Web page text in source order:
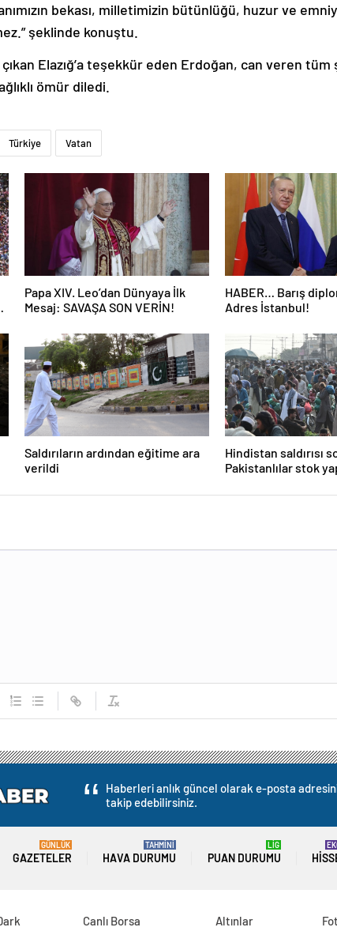
bekası, milletimizin bütünlüğü, huzur ve
şeklinde konuştu.
Elazığ’a teşekkür eden Erdoğan, can veren
ömür diledi.
Türkiye Vatan
Papa XIV. Leo’dan Dünyaya İlk
Mesaj: SAVAŞA SON VERİN!
HABER… Barış
Adres İstanbul!
Saldırıların ardından eğitime ara
verildi
Hindistan saldırısı
Pakistanlılar stok
Haberleri anlık güncel olarak e-posta
takip edebilirsiniz.
GAZETELER
GÜNLÜK
HAVA DURUMU
TAHMİNİ
PUAN DURUMU
LİG
Canlı Borsa Altınlar